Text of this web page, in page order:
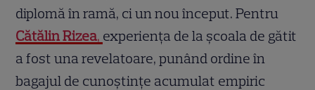
diplomă în ramă, ci un nou început. Pentru
Cătălin Rizea, experiența de la școala de gătit
a fost una revelatoare, punând ordine în
bagajul de cunoștințe acumulat empiric